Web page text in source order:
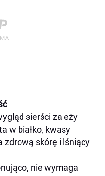
sierści zależy
w białko, kwasy
zdrową skórę i lśniący
nie wymaga